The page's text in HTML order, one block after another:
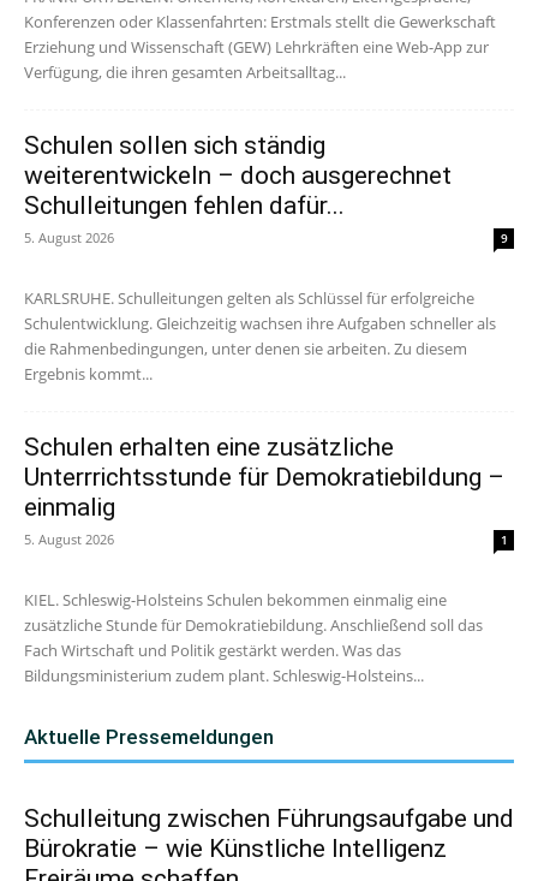
Konferenzen oder Klassenfahrten: Erstmals stellt die Gewerkschaft
Erziehung und Wissenschaft (GEW) Lehrkräften eine Web-App zur
Verfügung, die ihren gesamten Arbeitsalltag...
Schulen sollen sich ständig
weiterentwickeln – doch ausgerechnet
Schulleitungen fehlen dafür...
5. August 2026 9
KARLSRUHE. Schulleitungen gelten als Schlüssel für erfolgreiche
Schulentwicklung. Gleichzeitig wachsen ihre Aufgaben schneller als
die Rahmenbedingungen, unter denen sie arbeiten. Zu diesem
Ergebnis kommt...
Schulen erhalten eine zusätzliche
Unterrrichtsstunde für Demokratiebildung –
einmalig
5. August 2026 1
KIEL. Schleswig-Holsteins Schulen bekommen einmalig eine
zusätzliche Stunde für Demokratiebildung. Anschließend soll das
Fach Wirtschaft und Politik gestärkt werden. Was das
Bildungsministerium zudem plant. Schleswig-Holsteins...
Aktuelle Pressemeldungen
Schulleitung zwischen Führungsaufgabe und
Bürokratie – wie Künstliche Intelligenz